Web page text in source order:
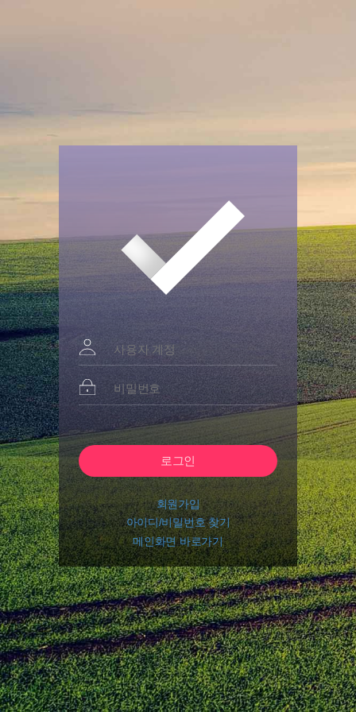
회원가입
아이디/비밀번호 찾기
메인화면 바로가기